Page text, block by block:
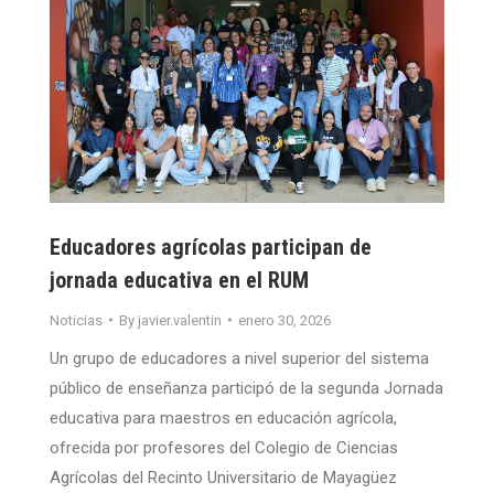
Educadores agrícolas participan de
jornada educativa en el RUM
Noticias By javier.valentin enero 30, 2026
Un grupo de educadores a nivel superior del sistema
público de enseñanza participó de la segunda Jornada
educativa para maestros en educación agrícola,
ofrecida por profesores del Colegio de Ciencias
Agrícolas del Recinto Universitario de Mayagüez